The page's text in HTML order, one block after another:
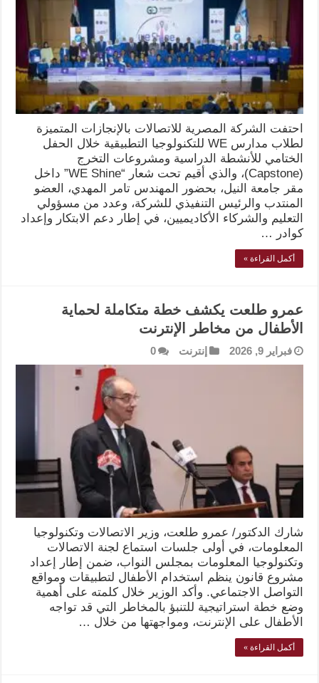
احتفت الشركة المصرية للاتصالات بالإنجازات المتميزة
لطلاب مدارس WE للتكنولوجيا التطبيقية خلال الحفل
الختامي للأنشطة الدراسية ومشروعات التخرج
(Capstone)، والذي أقيم تحت شعار “WE Shine” داخل
مقر جامعة النيل، بحضور المهندس تامر المهدي، العضو
المنتدب والرئيس التنفيذي للشركة، وعدد من مسؤولي
التعليم والشركاء الأكاديميين، في إطار دعم الابتكار وإعداد
كوادر …
أكمل القراءة »
عمرو طلعت يكشف خطة متكاملة لحماية
الأطفال من مخاطر الإنترنت
فبراير 9, 2026 إنترنت 0
شارك الدكتور/ عمرو طلعت، وزير الاتصالات وتكنولوجيا
المعلومات، في أولى جلسات استماع لجنة الاتصالات
وتكنولوجيا المعلومات بمجلس النواب، ضمن إطار إعداد
مشروع قانون ينظم استخدام الأطفال لتطبيقات ومواقع
التواصل الاجتماعي. وأكد الوزير خلال كلمته على أهمية
وضع خطة استراتيجية للتنبؤ بالمخاطر التي قد تواجه
الأطفال على الإنترنت، ومواجهتها من خلال …
أكمل القراءة »